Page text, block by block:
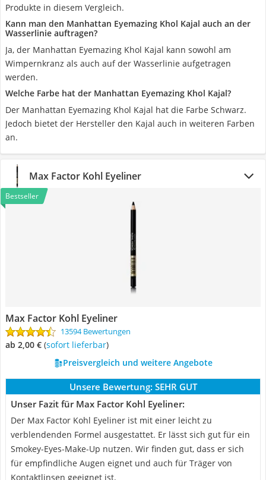
Produkte in diesem Vergleich.
Kann man den Manhattan Eyemazing Khol Kajal auch an der
Wasserlinie auftragen?
Ja, der Manhattan Eyemazing Khol Kajal kann sowohl am
Wimpernkranz als auch auf der Wasserlinie aufgetragen
werden.
Welche Farbe hat der Manhattan Eyemazing Khol Kajal?
Der Manhattan Eyemazing Khol Kajal hat die Farbe Schwarz.
Jedoch bietet der Hersteller den Kajal auch in weiteren Farben
an.
Max Factor Kohl Eyeliner
Bestseller
Max Factor Kohl Eyeliner
13594 Bewertungen
ab 2,00 € ( Sofort lieferbar)
Preisvergleich und weitere Angebote
Unsere Bewertung: SEHR GUT
Unser Fazit für Max Factor Kohl Eyeliner:
Der Max Factor Kohl Eyeliner ist mit einer leicht zu
verblendenden Formel ausgestattet. Er lässt sich gut für ein
Smokey-Eyes-Make-Up nutzen. Wir finden gut, dass er sich
für empfindliche Augen eignet und auch für Träger von
Kontaktlinsen geeignet ist.